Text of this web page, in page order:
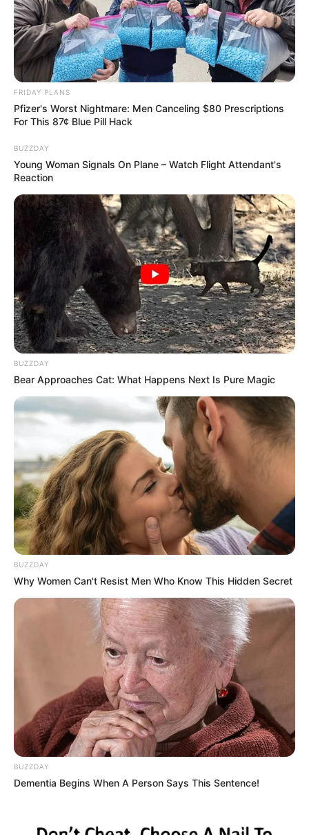
FRIDAY PLANS
Pfizer's Worst Nightmare: Men Canceling $80 Prescriptions
For This 87¢ Blue Pill Hack
BUZZDAY
Young Woman Signals On Plane – Watch Flight Attendant's
Reaction
BUZZDAY
Bear Approaches Cat: What Happens Next Is Pure Magic
BUZZDAY
Why Women Can't Resist Men Who Know This Hidden Secret
BUZZDAY
Dementia Begins When A Person Says This Sentence!